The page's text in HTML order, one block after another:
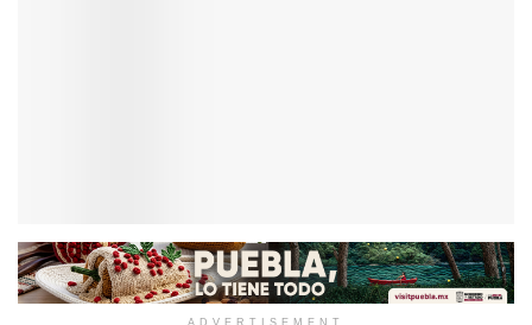
ADVERTISEMENT